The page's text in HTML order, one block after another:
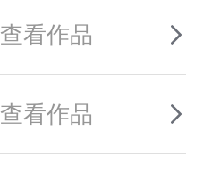
查看作品
查看作品